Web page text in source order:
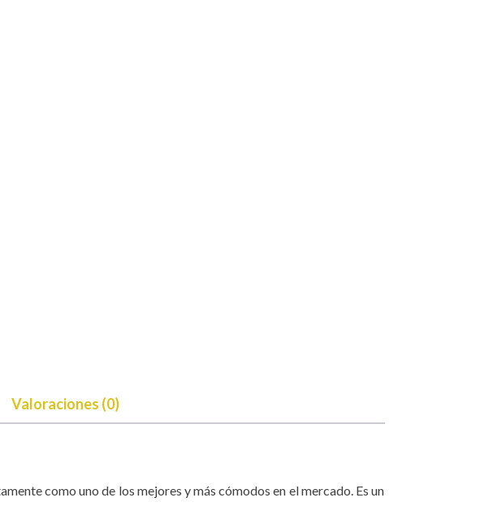
Valoraciones (0)
como uno de los mejores y más cómodos en el mercado. Es un